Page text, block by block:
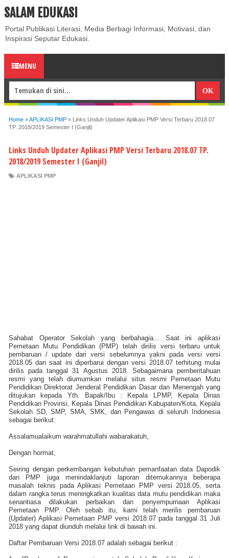
ABOUT CONTACT US
SALAM EDUKASI
Portal Publikasi Literasi, Media Berbagi Informasi, Motivasi, dan
Inspirasi Seputar Edukasi.
MENU
Home »APLIKASI PMP » Links Unduh Updater Aplikasi PMP Versi Terbaru 2018.07
TP. 2018/2019 Semester I (Ganjil)
Links Unduh Updater Aplikasi PMP Versi Terbaru 2018.07 TP.
2018/2019 Semester I (Ganjil)
APLIKASI PMP
Sahabat Operator Sekolah yang berbahagia... Saat ini aplikasi
Pemetaan Mutu Pendidikan (PMP) telah dirilis versi terbaru untuk
pembaruan / update dari versi sebelumnya yakni pada versi versi
2018.05 dan saat ini diperbarui dengan versi 2018.07 terhitung mulai
dirilis pada tanggal 31 Agustus 2018. Sebagaimana pemberitahuan
resmi yang telah diumumkan melalui situs resmi Pemetaan Mutu
Pendidikan Direktorat Jenderal Pendidikan Dasar dan Menengah yang
ditujukan kepada Yth. Bapak/Ibu : Kepala LPMP, Kepala Dinas
Pendidikan Provinsi, Kepala Dinas Pendidikan Kabupaten/Kota, Kepala
Sekolah SD, SMP, SMA, SMK, dan Pengawas di seluruh Indonesia
sebagai berikut:
Assalamualaikum warahmatullahi wabarakatuh,
Dengan hormat,
Seiring dengan perkembangan kebutuhan pemanfaatan data Dapodik
dan PMP juga menindaklanjuti laporan ditemukannya beberapa
masalah teknis pada Aplikasi Pemetaan PMP versi 2018.05, serta
dalam rangka terus meningkatkan kualitas data mutu pendidikan maka
senantiasa dilakukan perbaikan dan penyempurnaan Aplikasi
Pemetaan PMP. Oleh sebab itu, kami telah merilis pembaruan
(Updater) Aplikasi Pemetaan PMP versi 2018.07 pada tanggal 31 Juli
2018 yang dapat diunduh melalui link di bawah ini.
Daftar Pembaruan Versi 2018.07 adalah sebagai berikut :